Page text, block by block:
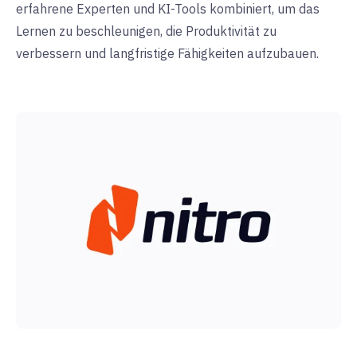
erfahrene Experten und KI-Tools kombiniert, um das
Lernen zu beschleunigen, die Produktivität zu
verbessern und langfristige Fähigkeiten aufzubauen.